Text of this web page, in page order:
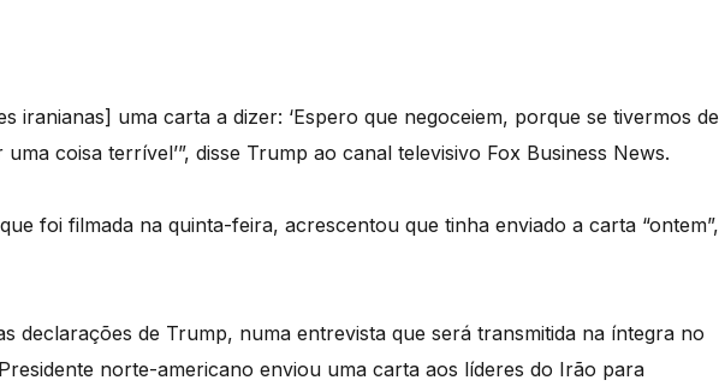
iranianas] uma carta a dizer: ‘Espero que negoceiem, porque se tivermos de
coisa terrível’”, disse Trump ao canal televisivo Fox Business News.
foi filmada na quinta-feira, acrescentou que tinha enviado a carta “ontem”,
declarações de Trump, numa entrevista que será transmitida na íntegra no
norte-americano enviou uma carta aos líderes do Irão para